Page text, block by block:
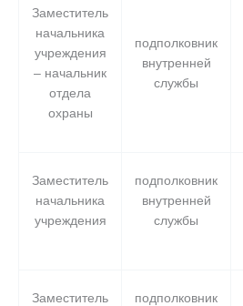
Заместитель
начальника
учреждения
– начальник
отдела
охраны
подполковник
внутренней
службы
Заместитель
начальника
учреждения
подполковник
внутренней
службы
Заместитель
подполковник